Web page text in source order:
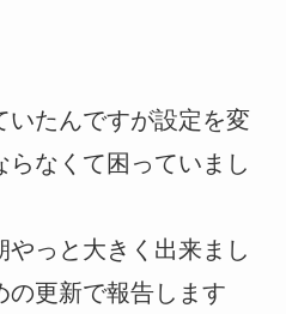
いたんですが設定を変
らなくて困っていまし
やっと大きく出来まし
の更新で報告します